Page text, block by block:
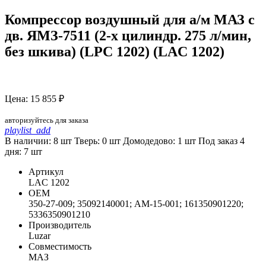
Компрессор воздушный для а/м МАЗ с
дв. ЯМЗ-7511 (2-х цилиндр. 275 л/мин,
без шкива) (LPC 1202) (LAC 1202)
Цена: 15 855 ₽
авторизуйтесь для заказа
playlist_add
В наличии: 8 шт Тверь: 0 шт Домодедово: 1 шт Под заказ 4
дня: 7 шт
Артикул
LAC 1202
ОЕМ
350-27-009; 35092140001; AM-15-001; 161350901220;
5336350901210
Производитель
Luzar
Совместимость
МАЗ